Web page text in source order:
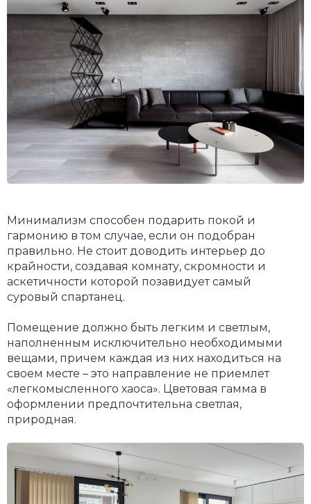
Минимализм способен подарить покой и
гармонию в том случае, если он подобран
правильно. Не стоит доводить интерьер до
крайности, создавая комнату, скромности и
аскетичности которой позавидует самый
суровый спартанец.
Помещение должно быть легким и светлым,
наполненным исключительно необходимыми
вещами, причем каждая из них находиться на
своем месте – это направление не приемлет
«легкомысленного хаоса». Цветовая гамма в
оформлении предпочтительна светлая,
природная.